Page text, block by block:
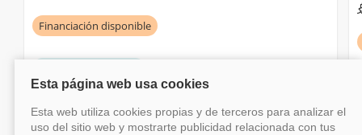
Financiación disponible